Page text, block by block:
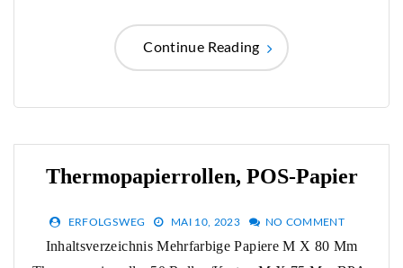
Continue Reading
Thermopapierrollen, POS-Papier
ERFOLGSWEG MAI 10, 2023 NO COMMENT
Inhaltsverzeichnis Mehrfarbige Papiere M X 80 Mm